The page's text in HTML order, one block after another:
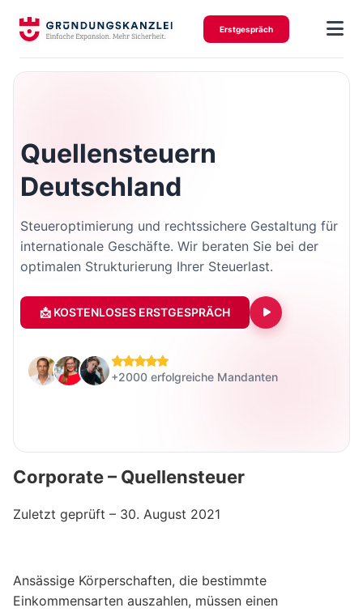
Erstgespräch
Quellensteuern
Deutschland
Steueroptimierung und rechtssichere Gestaltung für
internationale Geschäfte. Wir beraten Sie bei der
optimalen Strukturierung Ihrer Steuerlast.
📩 KOSTENLOSES ERSTGESPRÄCH
+2000 erfolgreiche Mandanten
Corporate – Quellensteuer
Zuletzt geprüft – 30. August 2021
Ansässige Körperschaften, die bestimmte
Einkommensarten auszahlen, müssen einen